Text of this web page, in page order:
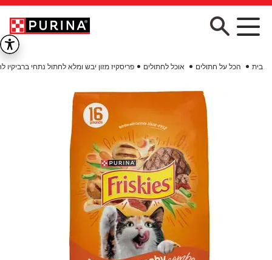
Skip to main content
בית הכל על חתולים אוכל לחתולים פריסקיז מזון יבש ומלא לחתול נתחי ברביקיו